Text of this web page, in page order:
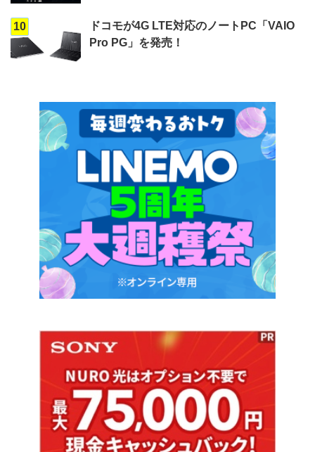
10
ドコモが4G LTE対応のノートPC「VAIO
Pro PG」を発売！